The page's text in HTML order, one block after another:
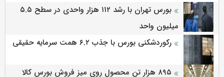
بورس تهران با رشد ۱۱۲ هزار واحدی در سطح ۵.۵
میلیون واحد
رکوردشکنی بورس با جذب ۶.۲ همت سرمایه حقیقی
۸۹۵ هزار تن محصول روی میز فروش بورس کالا